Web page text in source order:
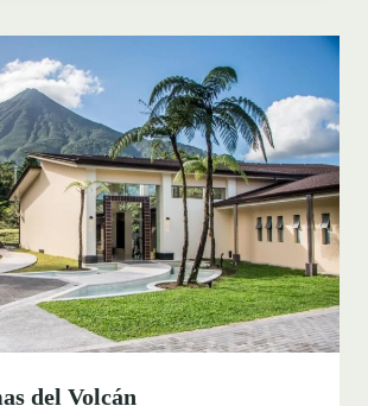
del Volcán